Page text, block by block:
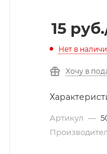
15 руб.
Нет в
Хочу в
Артикул —